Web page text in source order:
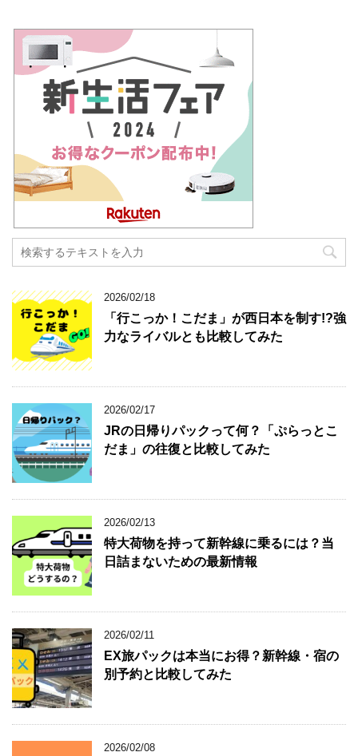
2026/02/18
「行こっか！こだま」が西日本を制す!?強
力なライバルとも比較してみた
2026/02/17
JRの日帰りパックって何？「ぷらっとこ
だま」の往復と比較してみた
2026/02/13
特大荷物を持って新幹線に乗るには？当
日詰まないための最新情報
2026/02/11
EX旅パックは本当にお得？新幹線・宿の
別予約と比較してみた
2026/02/08